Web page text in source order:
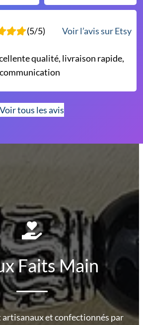
(5/5)
Voir l’avis sur Etsy
qualité, livraison rapide,
Voir tous les avis
Faits Main
et confectionnés par